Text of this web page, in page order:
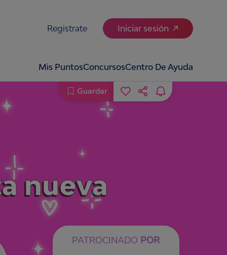
Registrate Iniciar sesión
Mis PuntosConcursosCentro De Ayuda
nueva
PATROCINADO POR
Guardar